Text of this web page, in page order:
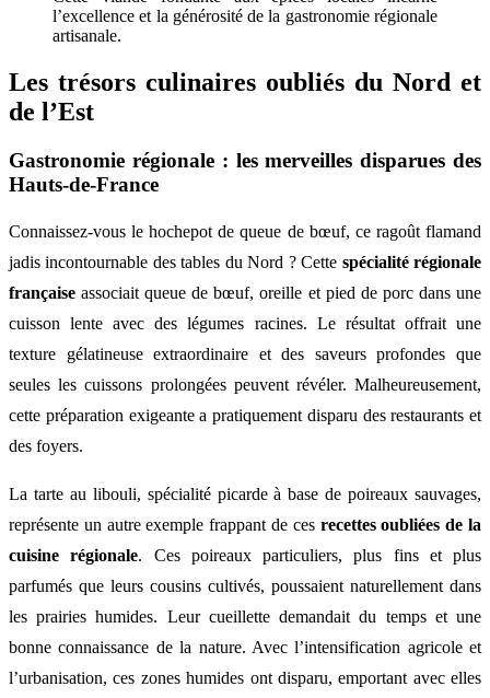
l’excellence et la générosité de la gastronomie régionale
artisanale.
Les trésors culinaires oubliés du Nord et
de l’Est
Gastronomie régionale : les merveilles disparues des
Hauts-de-France
Connaissez-vous le hochepot de queue de bœuf, ce ragoût flamand
jadis incontournable des tables du Nord ? Cette spécialité régionale
française associait queue de bœuf, oreille et pied de porc dans une
cuisson lente avec des légumes racines. Le résultat offrait une
texture gélatineuse extraordinaire et des saveurs profondes que
seules les cuissons prolongées peuvent révéler. Malheureusement,
cette préparation exigeante a pratiquement disparu des restaurants et
des foyers.
La tarte au libouli, spécialité picarde à base de poireaux sauvages,
représente un autre exemple frappant de ces recettes oubliées de la
cuisine régionale. Ces poireaux particuliers, plus fins et plus
parfumés que leurs cousins cultivés, poussaient naturellement dans
les prairies humides. Leur cueillette demandait du temps et une
bonne connaissance de la nature. Avec l’intensification agricole et
l’urbanisation, ces zones humides ont disparu, emportant avec elles